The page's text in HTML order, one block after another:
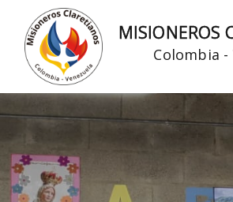
contenido
MISIONEROS
Colombia -